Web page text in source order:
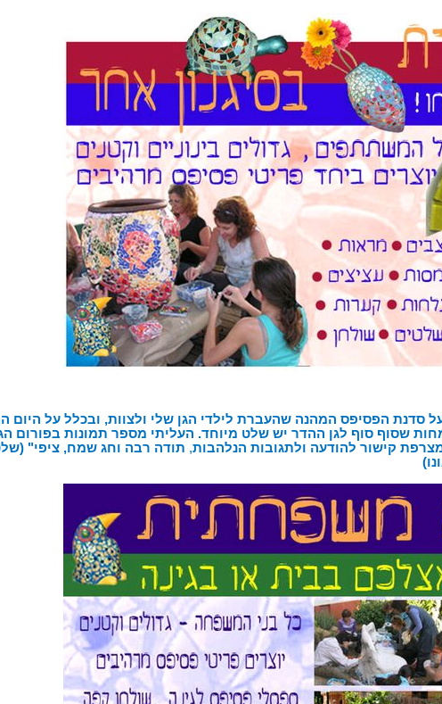
סדנת הפסיפס המהנה שהעברת לילדי הגן שלי ולצוות, ובכלל על היום
שסוף סוף לגן ההדר יש שלט מיוחד. העליתי מספר תמונות בפורום
קישור להודעה ולתגובות הנלהבות, תודה רבה וחג שמח, ציפי"